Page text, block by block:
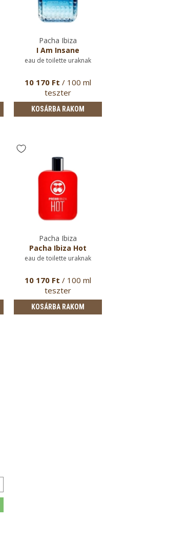
Pacha Ibiza
I Am Insane
eau de toilette uraknak
10 170 Ft / 100 ml
teszter
KOSÁRBA RAKOM
Pacha Ibiza
Pacha Ibiza Hot
eau de toilette uraknak
10 170 Ft / 100 ml
teszter
KOSÁRBA RAKOM